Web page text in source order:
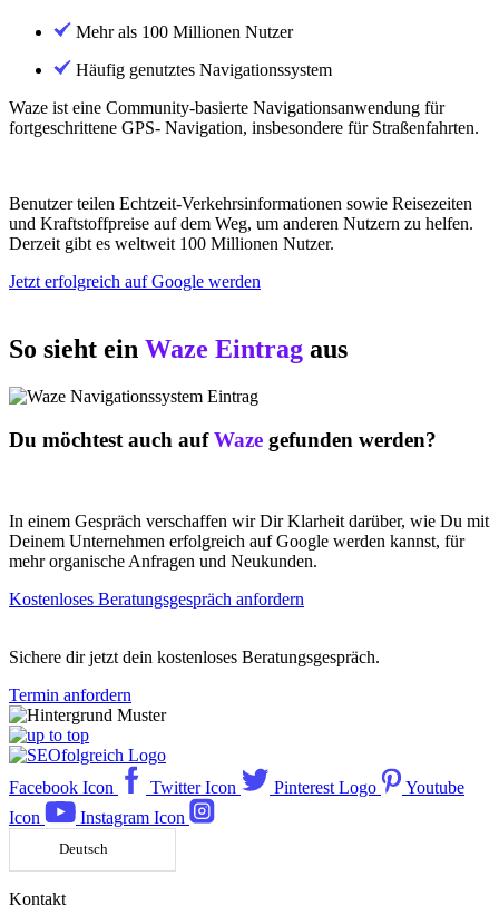
Mehr als 100 Millionen Nutzer
Häufig genutztes Navigationssystem
Waze ist eine Community-basierte Navigationsanwendung für
fortgeschrittene GPS- Navigation, insbesondere für Straßenfahrten.
Benutzer teilen Echtzeit-Verkehrsinformationen sowie Reisezeiten
und Kraftstoffpreise auf dem Weg, um anderen Nutzern zu helfen.
Derzeit gibt es weltweit 100 Millionen Nutzer.
Jetzt erfolgreich auf Google werden
So sieht ein Waze Eintrag aus
Du möchtest auch aufWaze gefunden werden?
In einem Gespräch verschaffen wir Dir Klarheit darüber, wie Du mit
Deinem Unternehmen erfolgreich auf Google werden kannst, für
mehr organische Anfragen und Neukunden.
Kostenloses Beratungsgespräch anfordern
Sichere dir jetzt dein kostenloses Beratungsgespräch.
Termin anfordern
Facebook Icon Twitter Icon Pinterest Logo
Youtube
Icon
Instagram Icon
Deutsch
Kontakt